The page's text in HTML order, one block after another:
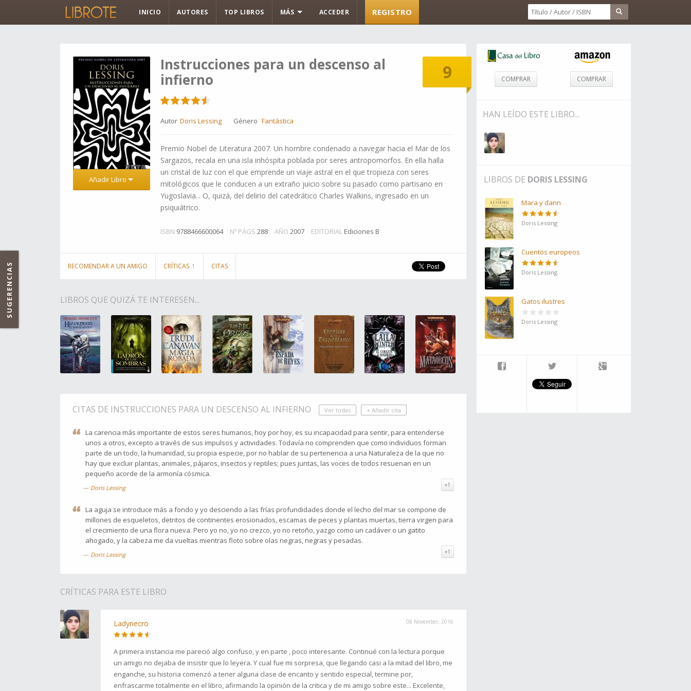
INICIO AUTORES TOP LIBROS MÁS ACCEDER REGISTRO
9
Añadir Libro
Instrucciones para un descenso al
infierno
Autor Doris Lessing Género Fantástica
Premio Nobel de Literatura 2007. Un hombre condenado a navegar hacia el Mar de los
Sargazos, recala en una isla inhóspita poblada por seres antropomorfos. En ella halla
un cristal de luz con el que emprende un viaje astral en el que tropieza con seres
mitológicos que le conducen a un extraño juicio sobre su pasado como partisano en
Yugoslavia... O, quizá, del delirio del catedrático Charles Walkins, ingresado en un
psiquiátrico.
ISBN 9788466600064 Nº PÁGS 288 AÑO 2007 EDITORIAL Ediciones B
RECOMENDAR A UN AMIGO CRÍTICAS 1 CITAS
LIBROS QUE QUIZÁ TE INTERESEN...
CITAS DE INSTRUCCIONES PARA UN DESCENSO AL INFIERNO Ver todas + Añadir cita
La carencia más importante de estos seres humanos, hoy por hoy, es su incapacidad para sentir, para entenderse
unos a otros, excepto a través de sus impulsos y actividades. Todavía no comprenden que como individuos forman
parte de un todo, la humanidad, su propia especie, por no hablar de su pertenencia a una Naturaleza de la que no
hay que excluir plantas, animales, pájaros, insectos y reptiles; pues juntas, las voces de todos resuenan en un
pequeño acorde de la armonía cósmica.
Doris Lessing +1
La aguja se introduce más a fondo y yo desciendo a las frías profundidades donde el lecho del mar se compone de
millones de esqueletos, detritos de continentes erosionados, escamas de peces y plantas muertas, tierra virgen para
el crecimiento de una flora nueva. Pero yo no, yo no crezco, yo no retoño, yazgo como un cadáver o un gatito
ahogado, y la cabeza me da vueltas mientras floto sobre olas negras, negras y pesadas.
Doris Lessing +1
CRÍTICAS PARA ESTE LIBRO
Ladynecro 08 November, 2016
A primera instancia me pareció algo confuso, y en parte , poco interesante. Continué con la lectura porque
un amigo no dejaba de insistir que lo leyera. Y cual fue mi sorpresa, que llegando casi a la mitad del libro, me
enganche, su historia comenzó a tener alguna clase de encanto y sentido especial, termine por,
enfrascarme totalmente en el libro, afirmando la opinión de la critica y de mi amigo sobre este... Excelente,
COMPRAR COMPRAR
HAN LEÍDO ESTE LIBRO...
LIBROS DE DORIS LESSING
Mara y dann
Doris Lessing
Cuentos europeos
Doris Lessing
Gatos ilustres
Doris Lessing
SUGERENCIAS